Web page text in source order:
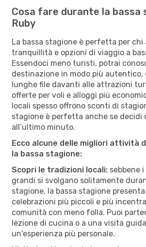
Cosa fare durante la bassa
Ruby
La bassa stagione è perfetta per chi
tranquillità e opzioni di viaggio a
Essendoci meno turisti, potrai
destinazione in modo più autentico,
lunghe file davanti alle attrazioni
offerte per voli e alloggi più
locali spesso offrono sconti di
stagione è perfetta anche se decidi
all’ultimo minuto.
Ecco alcune delle migliori attività
la bassa stagione:
Scopri le tradizioni locali: sebbene
grandi si svolgano solitamente
stagione, la bassa stagione
celebrazioni più piccoli e più
comunità con meno folla. Puoi
lezione di cucina o a una visita
un'esperienza più personale.